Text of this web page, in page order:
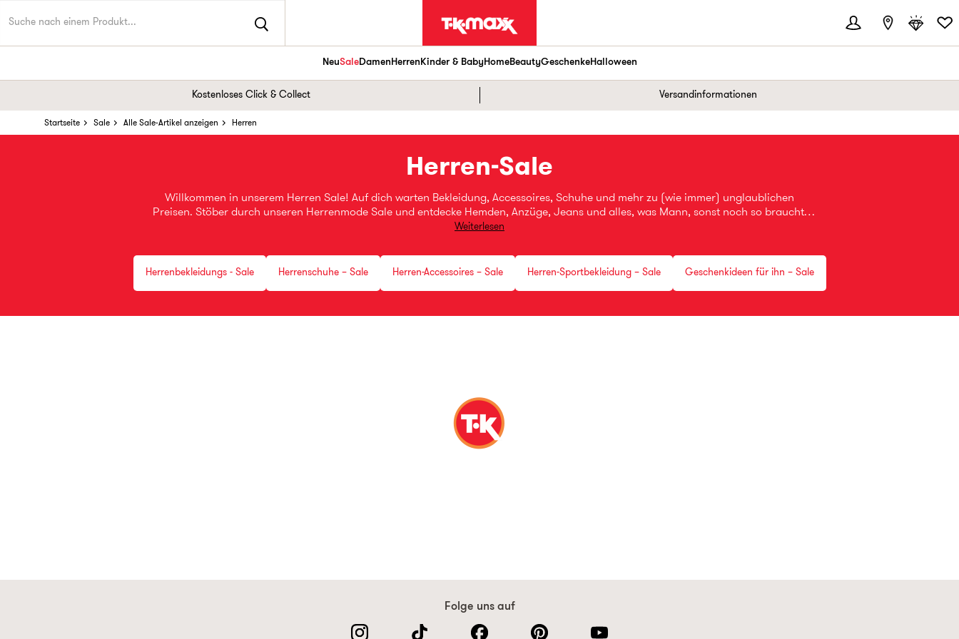
NeuSaleDamenHerrenKinder & BabyHomeBeautyGeschenkeHalloween
Kostenloses Click & Collect Versandinformationen
Startseite Sale Alle Sale-Artikel anzeigen Herren
Herren-Sale
Willkommen in unserem Herren Sale! Auf dich warten Bekleidung, Accessoires, Schuhe und mehr zu (wie immer) unglaublichen
Preisen. Stöber durch unseren Herrenmode Sale und entdecke Hemden, Anzüge, Jeans und alles, was Mann, sonst noch so braucht.
Du stehst auf Designermode? Kein Problem. Wir haben auch einen Herren Designer Sale, in dem du die Designer Labels deiner Träume
Weiterlesen
Herrenbekleidungs - Sale Herrenschuhe – Sale Herren-Accessoires – Sale Herren-Sportbekleidung – Sale Geschenkideen für ihn – Sale
Folge uns auf